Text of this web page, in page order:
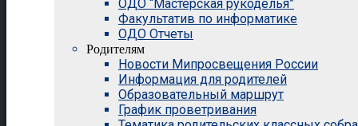
ОДО “Мастерская рукоделья”
Факультатив по информатике
ОДО Отчеты
Родителям
Новости Мипросвещения России
Информация для родителей
Образовательный маршрут
График проветривания